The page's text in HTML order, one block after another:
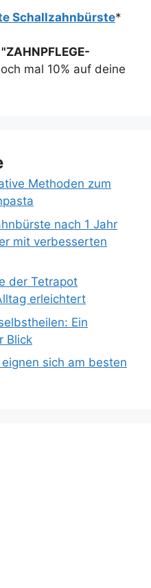
Schallzahnbürste*
mal 10% auf deine
Methoden zum
nach 1 Jahr
mit verbesserten
der Tetrapot
erleichtert
Ein
Blick
sich am besten